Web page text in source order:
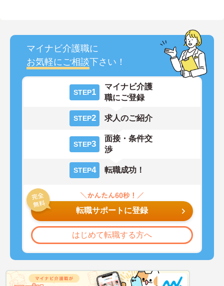
マイナビ介護職に
お気軽にご相談下さい！
STEP1
マイナビ介護
職にご登録
STEP2 求人のご紹介
STEP3
面接・条件交
渉
STEP4 転職成功！
転職サポートに登録
はじめて転職する方へ